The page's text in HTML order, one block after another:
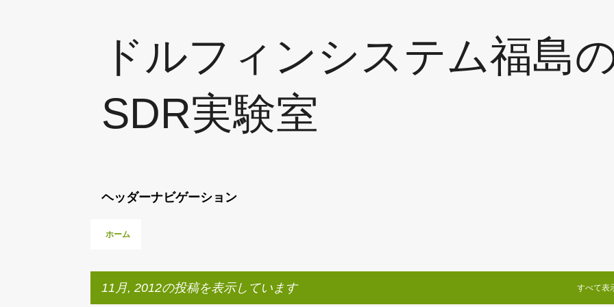
ドルフィンシステム福島
SDR実験室
ヘッダーナビゲーション
ホーム
11月, 2012の投稿を表示しています すべて表